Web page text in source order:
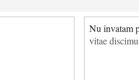
Nu invatam
vitae